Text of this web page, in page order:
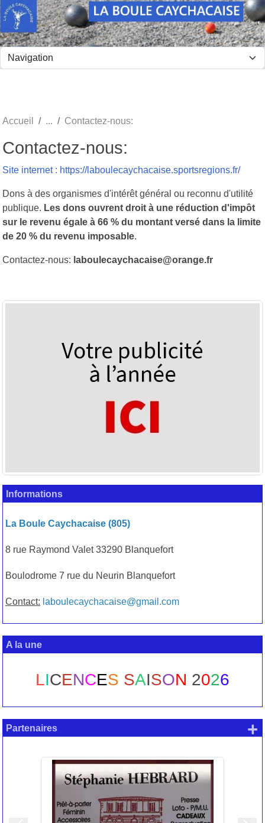
Accueil Contactez-nous:
Contactez-nous:
Site internet : https://laboulecaychacaise.sportsregions.fr/
Dons à des organismes d'intérêt général ou reconnu d'utilité
publique. Les dons ouvrent droit à une réduction d'impôt
sur le revenu égale à 66 % du montant versé dans la limite
de 20 % du revenu imposable.
Contactez-nous: laboulecaychacaise@orange.fr
Informations
La Boule Caychacaise (805)
8 rue Raymond Valet 33290 Blanquefort
Boulodrome 7 rue du Neurin Blanquefort
Contact: laboulecaychacaise@gmail.com
A la une
LICENCES SAISON 2026
Partenaires +
Panneau de gestion des cookies